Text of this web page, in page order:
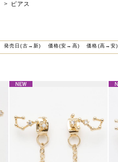
> ピアス
発売日(古→新) 価格(安→高) 価格(高→安)